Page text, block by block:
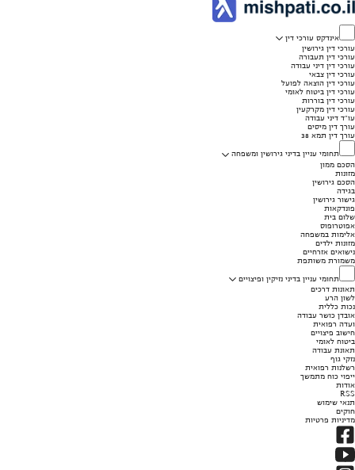
אינדקס עורכי דין
עורכי דין גירושין
עורכי דין תעבורה
עורכי דין דיני עבודה
עורכי דין צבאי
עורכי דין הוצאה לפועל
עורכי דין ביטוח לאומי
עורכי דין בוררות
עורכי דין מקרקעין
עו"ד דיני עבודה
עורך דין מיסים
עורך דין תמא 38
תחומי עניין בדיני גירושין ומשפחה
הסכם ממון
מזונות
הסכם גירושין
בגידה
גישור גירושין
פונדקאות
שלום בית
אפוטרופוס
אלימות במשפחה
מזונות ילדים
נישואים אזרחיים
משמורת משותפת
תחומי עניין בדיני נזיקין ופיצויים
תאונות דרכים
לשון הרע
נכות כללית
אובדן כושר עבודה
ועדה רפואית
חישוב פיצויים
ביטוח לאומי
תאונת עבודה
נזקי גוף
רשלנות רפואית
ייפוי כוח מתמשך
אודות
RSS
תנאי שימוש
חוקים
מדיניות פרטיות